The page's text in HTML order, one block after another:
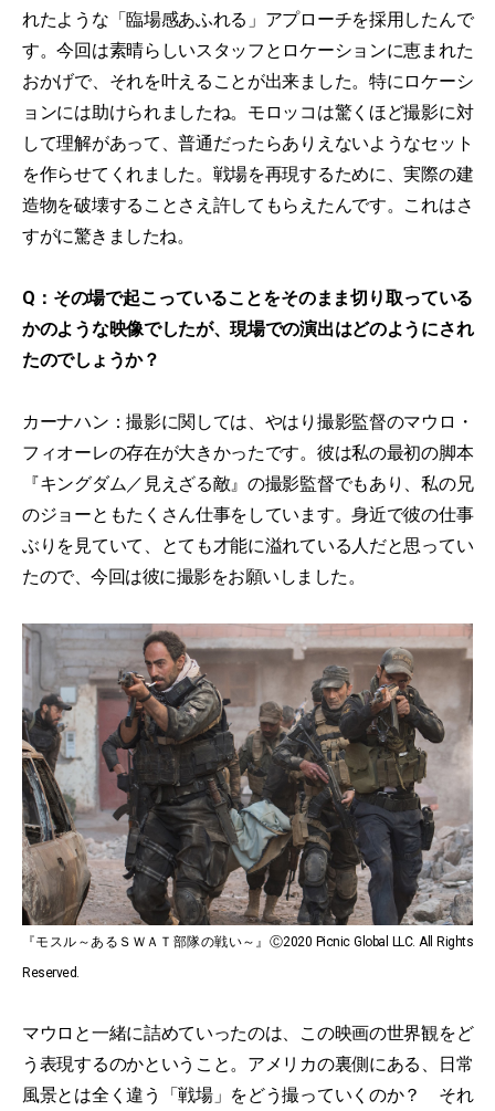
れたような「臨場感あふれる」アプローチを採用したんで
す。今回は素晴らしいスタッフとロケーションに恵まれた
おかげで、それを叶えることが出来ました。特にロケーシ
ョンには助けられましたね。モロッコは驚くほど撮影に対
して理解があって、普通だったらありえないようなセット
を作らせてくれました。戦場を再現するために、実際の建
造物を破壊することさえ許してもらえたんです。これはさ
すがに驚きましたね。
Q：その場で起こっていることをそのまま切り取っている
かのような映像でしたが、現場での演出はどのようにされ
たのでしょうか？
カーナハン：撮影に関しては、やはり撮影監督のマウロ・
フィオーレの存在が大きかったです。彼は私の最初の脚本
『キングダム／見えざる敵』の撮影監督でもあり、私の兄
のジョーともたくさん仕事をしています。身近で彼の仕事
ぶりを見ていて、とても才能に溢れている人だと思ってい
たので、今回は彼に撮影をお願いしました。
『モスル～あるＳＷＡＴ部隊の戦い～』Ⓒ2020 Picnic Global LLC. All Rights
Reserved.
マウロと一緒に詰めていったのは、この映画の世界観をど
う表現するのかということ。アメリカの裏側にある、日常
風景とは全く違う「戦場」をどう撮っていくのか？ それ